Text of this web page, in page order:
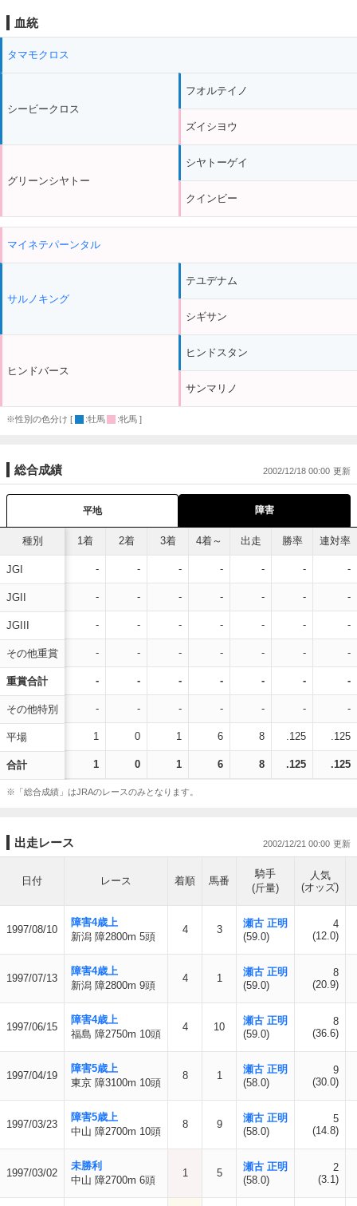
血統
タマモクロス
シービークロス
グリーンシヤトー
フオルテイノ
ズイシヨウ
シヤトーゲイ
クインビー
マイネテパーンタル
サルノキング
ヒンドバース
テユデナム
シギサン
ヒンドスタン
サンマリノ
※性別の色分け [ :牡馬 :牝馬 ]
総合成績 2002/12/18 00:00
平地 障害
種別
JGI
JGII
JGIII
その他重賞
重賞合計
その他特別
平場
合計
1着 2着 3着 4着～ 出走 勝率 連対率
- - - - - - -
- - - - - - -
- - - - - - -
- - - - - - -
- - - - - - -
- - - - - - -
1 0 1 6 8 .125 .125
1 0 1 6 8 .125 .125
※「総合成績」はJRAのレースのみとなります。
出走レース 2002/12/21 00:00
日付 レース 着順 馬番
騎手
(斤量)
人気
(オッズ)
1997/08/10
障害4歳上
新潟 障2800m 5頭
4 3
瀬古 正明
(59.0)
4
(12.0)
1997/07/13
障害4歳上
新潟 障2800m 9頭
4 1
瀬古 正明
(59.0)
8
(20.9)
1997/06/15
障害4歳上
福島 障2750m 10頭
4 10
瀬古 正明
(59.0)
8
(36.6)
1997/04/19
障害5歳上
東京 障3100m 10頭
8 1
瀬古 正明
(58.0)
9
(30.0)
1997/03/23
障害5歳上
中山 障2700m 10頭
8 9
瀬古 正明
(58.0)
5
(14.8)
1997/03/02
未勝利
中山 障2700m 6頭
1 5
瀬古 正明
(58.0)
2
(3.1)